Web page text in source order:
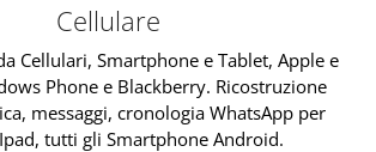
Cellulare
Cellulari, Smartphone e Tablet, Apple e
Phone e Blackberry. Ricostruzione
messaggi, cronologia WhatsApp per
tutti gli Smartphone Android.